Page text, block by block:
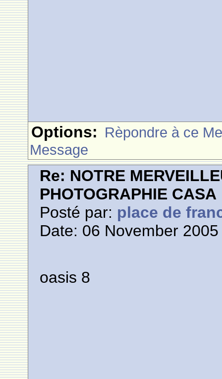
Options: Rèpondre à ce
Message
Re: NOTRE
PHOTOGRAPHIE CASA
Posté par: place de
Date: 06 November
oasis 8